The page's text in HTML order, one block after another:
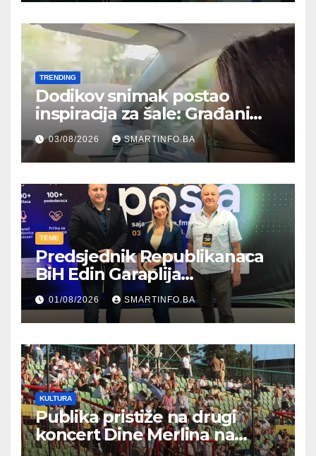
TRENDING
Dodikov snimak postao
inspiracija za šale: Građani
kroz parodiju poslali poruku
03/08/2026 SMARTINFO.BA
TEME
Predsjednik Republikanaca
BiH Edin Garaplija
prisustvovao prezentaciji
Federalnog sajma
zapošljavanja
01/08/2026 SMARTINFO.BA
KULTURA
Publika pristiže na drugi
koncert Dine Merlina na